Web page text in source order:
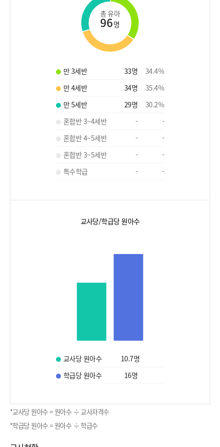
총 유아
96명
만 3세반 33명 34.4%
만 4세반
34명 35.4%
만 5세반
29명 30.2%
혼합반 3~4세반
-
-
혼합반 4~5세반
-
-
혼합반 3~5세반
-
-
특수학급
- -
교사당/학급당 원아수
교사당 원아수 10.7명
학급당 원아수
16명
*교사당 원아수 = 원아수 ÷ 교사자격수
*학급당 원아수 = 원아수 ÷ 학급수